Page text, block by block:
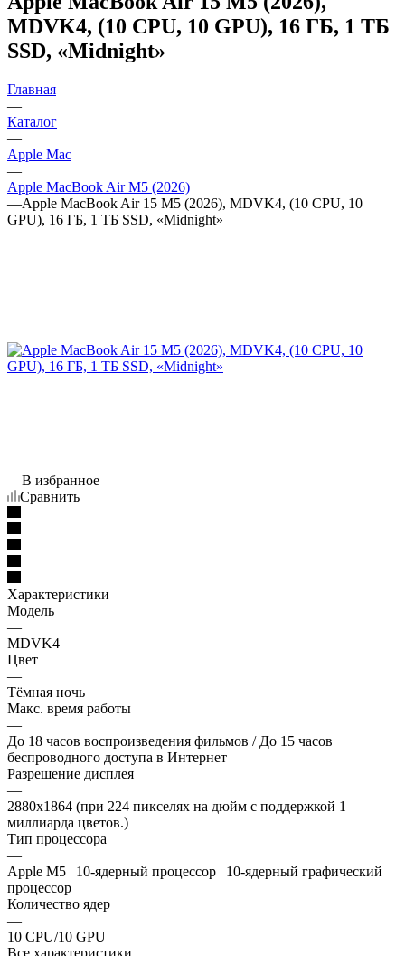
MDVK4, (10 CPU, 10 GPU), 16 ГБ, 1 ТБ
SSD, «Midnight»
Главная
—
Каталог
—
Apple Mac
—
Apple MacBook Air M5 (2026)
—Apple MacBook Air 15 M5 (2026), MDVK4, (10 CPU, 10
GPU), 16 ГБ, 1 ТБ SSD, «Midnight»
В избранное
Сравнить
Характеристики
Модель
—
MDVK4
Цвет
—
Тёмная ночь
Макс. время работы
—
До 18 часов воспроизведения фильмов / До 15 часов
беспроводного доступа в Интернет
Разрешение дисплея
—
2880x1864 (при 224 пикселях на дюйм с поддержкой 1
миллиарда цветов.)
Тип процессора
—
Apple M5 | 10-ядерный процессор | 10-ядерный графический
процессор
Количество ядер
—
10 CPU/10 GPU
Все характеристики